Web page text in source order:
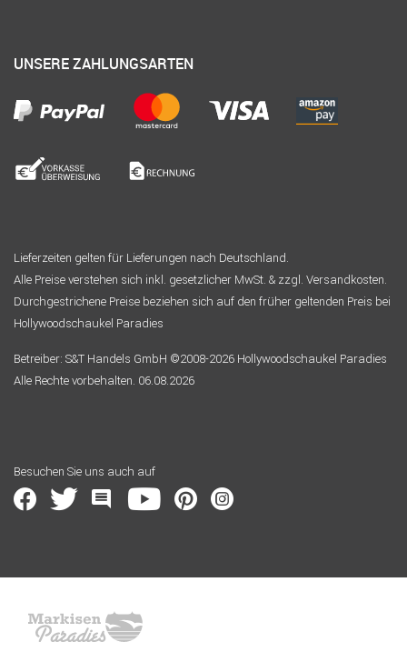
UNSERE ZAHLUNGSARTEN
Lieferzeiten gelten für Lieferungen nach Deutschland.
Alle Preise verstehen sich inkl. gesetzlicher MwSt. & zzgl. Versandkosten.
Durchgestrichene Preise beziehen sich auf den früher geltenden Preis bei
Hollywoodschaukel Paradies
Betreiber: S&T Handels GmbH ©2008-2026 Hollywoodschaukel Paradies
Alle Rechte vorbehalten. 06.08.2026
Besuchen Sie uns auch auf